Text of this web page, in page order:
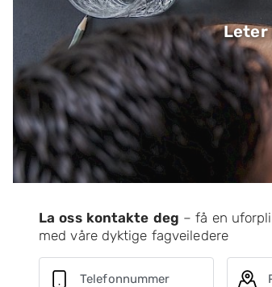
Leter
La oss kontakte deg – få en
med våre dyktige fagveiledere
Telefonnummer